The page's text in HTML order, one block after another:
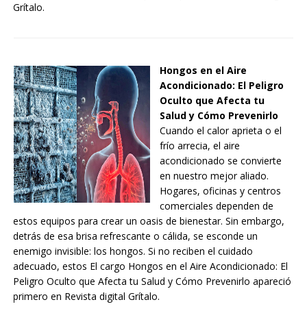
Grítalo.
Hongos en el Aire
Acondicionado: El Peligro
Oculto que Afecta tu
Salud y Cómo Prevenirlo
Cuando el calor aprieta o el
frío arrecia, el aire
acondicionado se convierte
en nuestro mejor aliado.
Hogares, oficinas y centros
comerciales dependen de
estos equipos para crear un oasis de bienestar. Sin embargo,
detrás de esa brisa refrescante o cálida, se esconde un
enemigo invisible: los hongos. Si no reciben el cuidado
adecuado, estos El cargo Hongos en el Aire Acondicionado: El
Peligro Oculto que Afecta tu Salud y Cómo Prevenirlo apareció
primero en Revista digital Grítalo.